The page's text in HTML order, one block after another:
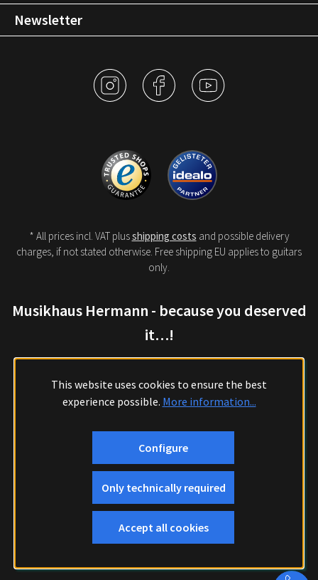
Newsletter
* All prices incl. VAT plusshipping costs and possible delivery
charges, if not stated otherwise. Free shipping EU applies to guitars
only.
Musikhaus Hermann - because you deserved
it…!
This website uses cookies to ensure the best
experience possible. More information...
Only technically required
Configure
Accept all cookies